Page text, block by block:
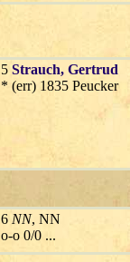
5 Strauch, Gertrud
* (err) 1835 Peucker
6 NN, NN
o-o 0/0 ...